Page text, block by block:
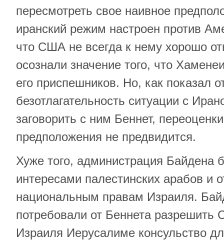
пересмотреть свое наивное
иранский режим настроен против
что США не всегда к нему хорошо
осознали значение того, что
его приспешников. Но, как показал
безотлагательность ситуации с
заговорить с ним Беннет,
предположения не предвидится.
Хуже того, администрация Байдена
интересами палестинских арабов и
национальным правам Израиля.
потребовали от Беннета разрешить
Израиля Иерусалиме консульство